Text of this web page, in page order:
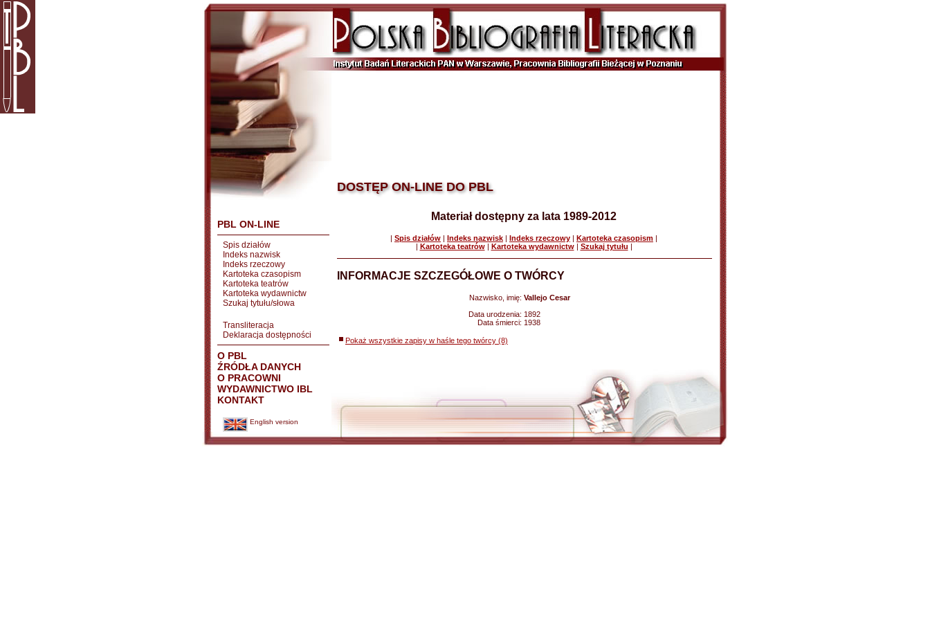
PBL ON-LINE
Spis działów
Indeks nazwisk
Indeks rzeczowy
Kartoteka czasopism
Kartoteka teatrów
Kartoteka wydawnictw
Szukaj tytułu/słowa
Transliteracja
Deklaracja dostępności
O PBL
ŹRÓDŁA DANYCH
O PRACOWNI
WYDAWNICTWO IBL
KONTAKT
English version
DOSTĘP ON-LINE DO PBL
Materiał dostępny za lata 1989-2012
| Spis działów | Indeks nazwisk | Indeks rzeczowy | Kartoteka czasopism |
| Kartoteka teatrów| Kartoteka wydawnictw| Szukaj tytułu |
INFORMACJE SZCZEGÓŁOWE O TWÓRCY
Nazwisko, imię: Vallejo Cesar
Data urodzenia: 1892
Data śmierci: 1938
Pokaż wszystkie zapisy w haśle tego twórcy (8)